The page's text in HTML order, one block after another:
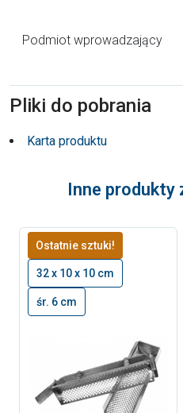
Podmiot wprowadzający
Pliki do pobrania
Karta produktu
Inne produkty
Ostatnie sztuki!
32 x 10 x 10 cm
śr. 6 cm